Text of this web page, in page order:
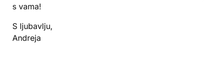
s vama!
S ljubavlju,
Andreja